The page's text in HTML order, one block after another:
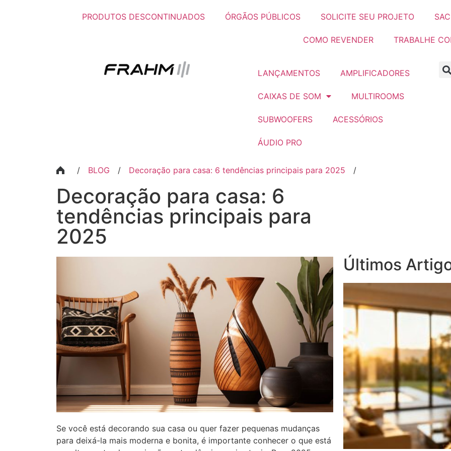
PRODUTOS DESCONTINUADOS ÓRGÃOS PÚBLICOS SOLICITE SEU PROJETO SAC
COMO REVENDER TRABALHE
LANÇAMENTOS AMPLIFICADORES
CAIXAS DE SOM MULTIROOMS
SUBWOOFERS ACESSÓRIOS
ÁUDIO PRO
/ BLOG / Decoração para casa: 6 tendências principais para 2025 /
Decoração para casa: 6
tendências principais para
2025
Se você está decorando sua casa ou quer fazer pequenas mudanças
para deixá-la mais moderna e bonita, é importante conhecer o que está
Últimos